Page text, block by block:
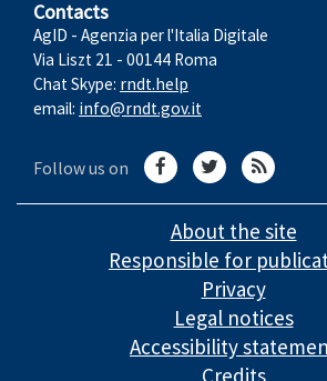
Contacts
AgID - Agenzia per l'Italia Digitale
Via Liszt 21 - 00144 Roma
Chat Skype: rndt.help
email: info@rndt.gov.it
Follow us on
About the site
Responsible for
Privacy
Legal notices
Accessibility
Credits